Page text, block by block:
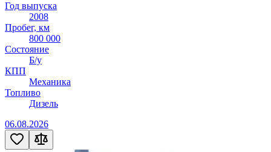
Год выпуска
2008
Пробег, км
800 000
Состояние
Б/у
КПП
Механика
Топливо
Дизель
06.08.2026